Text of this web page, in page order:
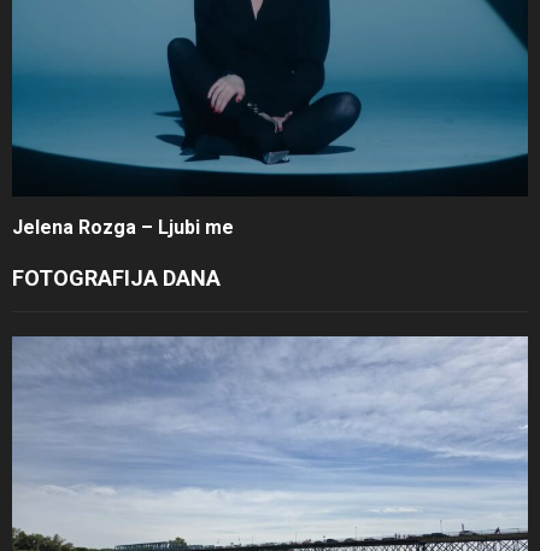
Jelena Rozga – Ljubi me
FOTOGRAFIJA DANA